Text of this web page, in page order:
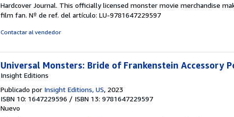
Hardcover Journal. This officially licensed monster movie merchandise
film fan. Nº de ref. del artículo: LU-9781647229597
Contactar al vendedor
Universal Monsters: Bride of Frankenstein Accessory
Insight Editions
Publicado por Insight Editions, US, 2023
ISBN 10: 1647229596 / ISBN 13: 9781647229597
Nuevo